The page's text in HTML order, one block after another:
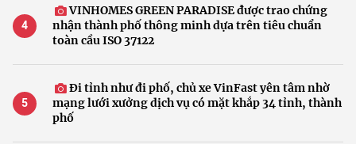
VINHOMES GREEN PARADISE được trao chứng
nhận thành phố thông minh dựa trên tiêu chuẩn
toàn cầu ISO 37122
Đi tỉnh như đi phố, chủ xe VinFast yên tâm nhờ
mạng lưới xưởng dịch vụ có mặt khắp 34 tỉnh, thành
phố